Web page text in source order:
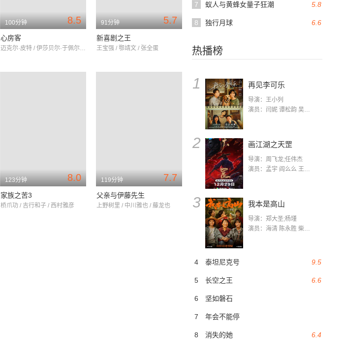
5.8
7 蚁人与黄蜂女量子狂潮
6.6
8 独行月球
热播榜
1 再见李可乐
导演：王小列
演员：闫妮 谭松韵 吴京 蒋龙 赵小棠 冯雷 李虎城 平安 小七 小可乐
2 画江湖之天罡
导演：周飞龙;任伟杰
演员：孟宇 阎么么 王凯 郭政建 阎萌萌 杨默 高枫 齐斯伽 刘芊含 马程
3 我本是高山
导演：郑大圣;杨瑾
演员：海清 陈永胜 柴烨 王玥婷 万国鹏 美朵达瓦 赵瑞婷 罗解艳 郭莉娜 潘家艳
9.5
4 泰坦尼克号
6.6
5 长空之王
6 坚如磐石
7 年会不能停
6.4
8 消失的她
8.5
100分钟
心房客
迈克尔·皮特 / 伊莎贝尔·于佩尔 / 瓦莱丽亚·布鲁尼·泰德斯基
5.7
91分钟
新喜剧之王
王宝强 / 鄂靖文 / 张全蛋
8.0
123分钟
家族之苦3
桥爪功 / 吉行和子 / 西村雅彦
7.7
119分钟
父亲与伊藤先生
上野树里 / 中川雅也 / 藤龙也